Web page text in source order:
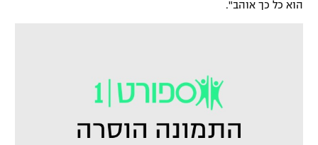
הוא כל כך אוהב".